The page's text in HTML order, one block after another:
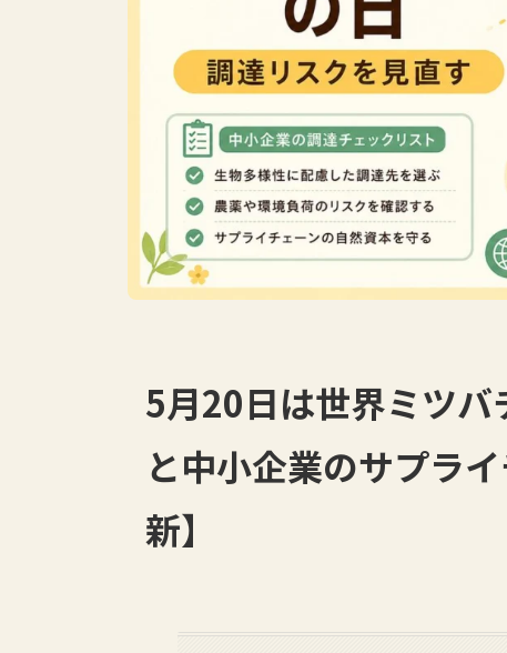
5月20日は世界ミツ
と中小企業のサプラ
新】